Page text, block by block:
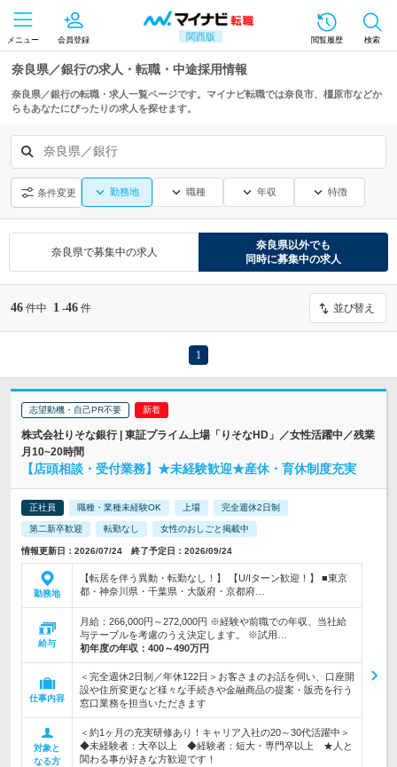
関西版
メニュー 会員登録 閲覧履歴 検索
奈良県／銀行の求人・転職・中途採用情報
奈良県／銀行の転職・求人一覧ページです。マイナビ転職では奈良市、橿原市などか
らもあなたにぴったりの求人を探せます。
奈良県／銀行
条件変更 勤務地 職種 年収 特徴
奈良県で募集中の求人
奈良県以外でも
同時に募集中の求人
46 件中 1 -46 件 並び替え
1
志望動機・自己PR不要
株式会社りそな銀行 | 東証プライム上場「りそなHD」／女性活躍中／残業
月10~20時間
【店頭相談・受付業務】★未経験歓迎★産休・育休制度充実
正社員 職種・業種未経験OK 上場 完全週休2日制
第二新卒歓迎 転勤なし 女性のおしごと掲載中
情報更新日：2026/07/24 終了予定日：2026/09/24
勤務地
【転居を伴う異動・転勤なし！】 【U/Iターン歓迎！】 ■東京
都・神奈川県・千葉県・大阪府・京都府…
給与
月給：266,000円～272,000円 ※経験や前職での年収、当社給
与テーブルを考慮のうえ決定します。 ※試用…
初年度の年収： 400～490万円
仕事内容
＜完全週休2日制／年休122日＞お客さまのお話を伺い、口座開
設や住所変更など様々な手続きや金融商品の提案・販売を行う
窓口業務を担当いただきます
対象と
なる方
＜約1ヶ月の充実研修あり！キャリア入社の20～30代活躍中＞
◆未経験者：大卒以上 ◆経験者：短大・専門卒以上 ★人と
関わる事が好きな方歓迎です！